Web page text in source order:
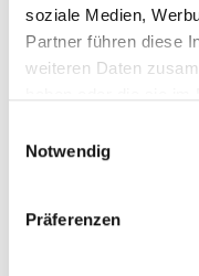
soziale Medien,
Partner führen diese
weiteren Daten
Notwendig
Präferenzen
Butterstollenkonfekt
4,0 kg im Eimer